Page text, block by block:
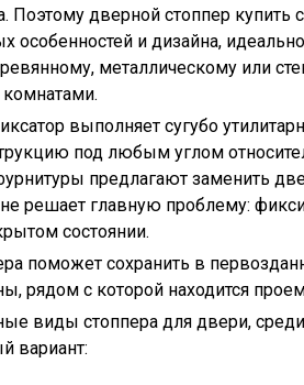
Поэтому дверной стоппер купить
особенностей и дизайна,
металлическому или
выполняет сугубо
под любым углом
предлагают заменить
решает главную проблему:
состоянии.
поможет сохранить в
рядом с которой находится
виды стоппера для двери,
вариант: